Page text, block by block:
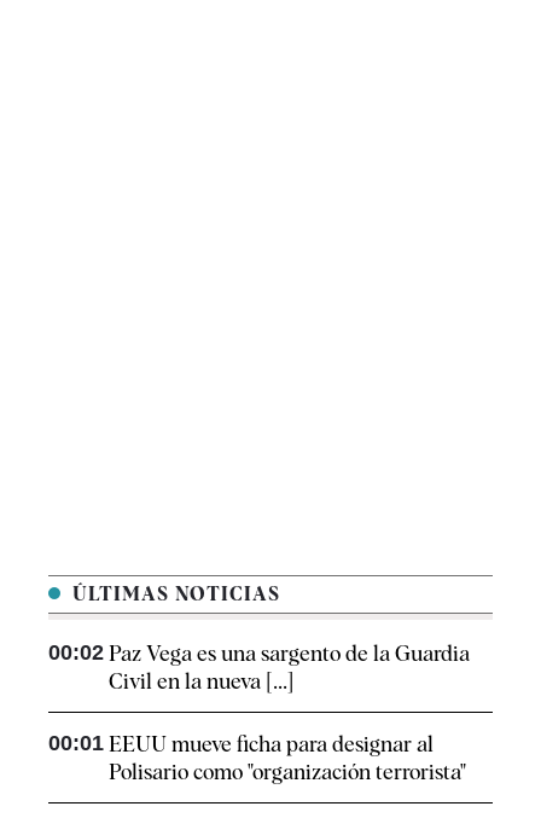
ÚLTIMAS NOTICIAS
00:02 Paz Vega es una sargento de la Guardia
Civil en la nueva [...]
00:01 EEUU mueve ficha para designar al
Polisario como "organización terrorista"